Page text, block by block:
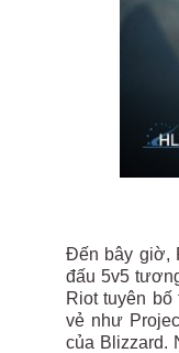
Đến bây giờ,
đấu 5v5
Riot tuyên
vẻ như
của Blizzard.